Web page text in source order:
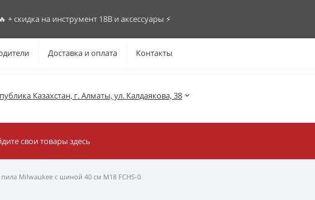
скидка на инструмент 18В и аксессуары ⚡️
Доставка и оплата Контакты
Казахстан, г. Алматы, ул. Калдаякова, 38
Milwaukee с шиной 40 см M18 FCHS-0